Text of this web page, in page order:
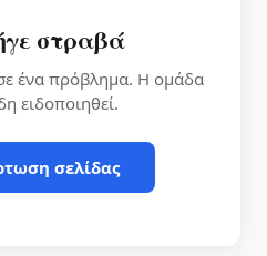
στραβά
ένα πρόβλημα. Η ομάδα
ειδοποιηθεί.
σελίδας